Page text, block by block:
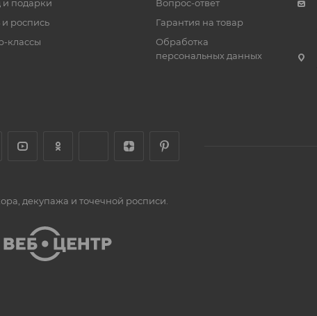
и подарки
роспись
классы
Вопрос-ответ
Гарантия на товар
Обработка
персональных данных
декупажа и точечной росписи.